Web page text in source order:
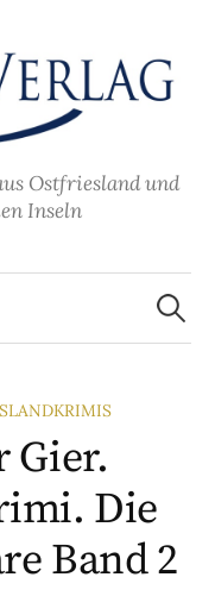
Ostfriesland und
Inseln
Suche
nach:
Gier.
Die
Band 2